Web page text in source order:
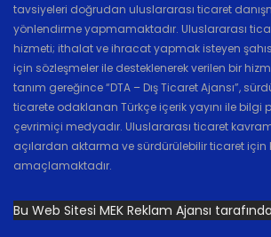
tavsiyeleri doğrudan uluslararası ticaret
yönlendirme yapmamaktadır. Uluslararası
hizmeti; ithalat ve ihracat yapmak isteyen
için sözleşmeler ile desteklenerek verilen bir
tanım gereğince “DTA – Dış Ticaret Ajansı”,
ticarete odaklanan Türkçe içerik yayını ile bilgi
çevrimiçi medyadır. Uluslararası ticaret
açılardan aktarma ve sürdürülebilir ticaret için
amaçlamaktadır.
Bu Web Sitesi MEK Reklam Ajansı